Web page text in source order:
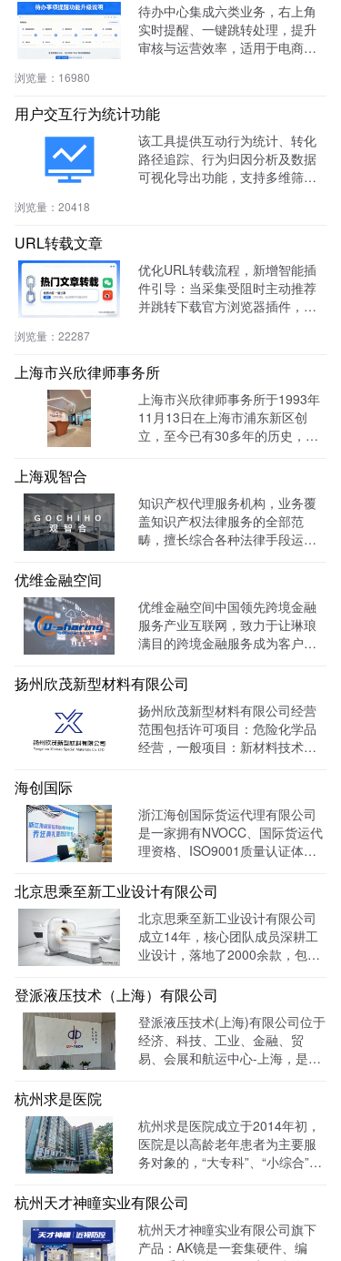
待办中心集成六类业务，右上角
实时提醒、一键跳转处理，提升
审核与运营效率，适用于电商、
浏览量： 16980
用户交互行为统计功能
该工具提供互动行为统计、转化
路径追踪、行为归因分析及数据
可视化导出功能，支持多维筛选
浏览量： 20418
URL转载文章
优化URL转载流程，新增智能插
件引导：当采集受阻时主动推荐
并跳转下载官方浏览器插件，有
浏览量： 22287
上海市兴欣律师事务所
上海市兴欣律师事务所于1993年
11月13日在上海市浦东新区创
立，至今已有30多年的历史，致
上海观智合
知识产权代理服务机构，业务覆
盖知识产权法律服务的全部范
畴，擅长综合各种法律手段运作
借高效的信息收集网络，和多样
化的保护手段，致力于服务专
利、商标、版权、保护及诉讼等
优维金融空间
优维金融空间中国领先跨境金融
服务产业互联网，致力于让琳琅
满目的跨境金融服务成为客户触
量达 139128W+
扬州欣茂新型材料有限公司
扬州欣茂新型材料有限公司经营
范围包括许可项目：危险化学品
经营，一般项目：新材料技术研
品展示的主要目的，目前全网曝
光量：992915次。
海创国际
浙江海创国际货运代理有限公司
是一家拥有NVOCC、国际货运代
理资格、ISO9001质量认证体系
公司。 官网上线一年多，全网曝
光量：226958次。
北京思乘至新工业设计有限公司
北京思乘至新工业设计有限公司
成立14年，核心团队成员深耕工
业设计，落地了2000余款，包括
功案例。选择LTD枢纽云搭建升
级数字化官网，提高品牌形象和
专业度。目前官网运行全网曝光
数已达到208W+
登派液压技术（上海）有限公司
登派液压技术(上海)有限公司位于
经济、科技、工业、金融、贸
易、会展和航运中心-上海，是一
网全网曝光数达779498次。
杭州求是医院
杭州求是医院成立于2014年初，
医院是以高龄老年患者为主要服
务对象的，“大专科”、“小综合”为
院已开通全国医保联网结算、省
市医保、省市老干部医保及市子
女统筹。通过LTD枢纽云系统升
级数字化品牌官网，患者可以通
杭州天才神瞳实业有限公司
杭州天才神瞳实业有限公司旗下
产品：AK镜是一套集硬件、编